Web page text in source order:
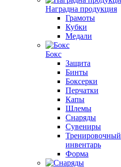
Наградна продукция
Грамоты
Кубки
Медали
Бокс
Защита
Бинты
Боксерки
Перчатки
Капы
Шлемы
Снаряды
Сувениры
Тренировочный
инвентарь
Форма